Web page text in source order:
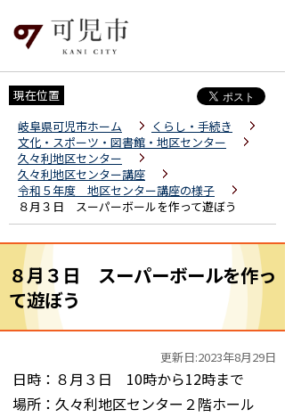
現在位置
岐阜県可児市ホーム
くらし・手続き
文化・スポーツ・図書館・地区センター
久々利地区センター
久々利地区センター講座
令和５年度 地区センター講座の様子
８月３日 スーパーボールを作って遊ぼう
８月３日 スーパーボールを作っ
て遊ぼう
更新日:2023年8月29日
日時：８月３日 10時から12時まで
場所：久々利地区センター２階ホール